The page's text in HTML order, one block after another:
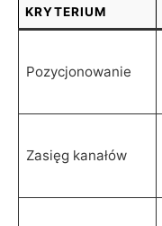
KRYTERIUM
Pozycjonowanie
Zasięg kanałów